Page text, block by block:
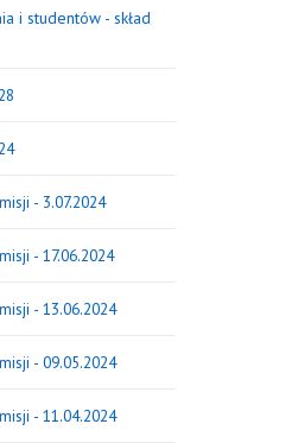
i studentów - skład
- 3.07.2024
- 17.06.2024
- 13.06.2024
- 09.05.2024
- 11.04.2024